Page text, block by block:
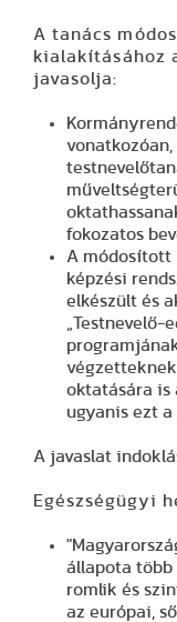
A tanács
kialakításához
javasolja:
fokozatos
A módosított
képzési
elkészült és
„Testnevelő-
oktatására is
ugyanis ezt
A javaslat
Egészségügyi
állapota
romlik és
az európai,